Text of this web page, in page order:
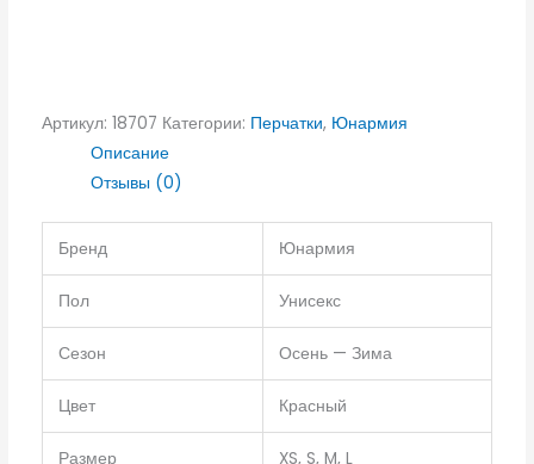
Артикул: 18707 Категории: Перчатки, Юнармия
Описание
Отзывы (0)
Бренд Юнармия
Пол Унисекс
Сезон Осень — Зима
Цвет Красный
Размер XS, S, M, L